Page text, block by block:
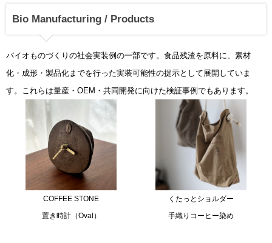
Bio Manufacturing / Products
バイオものづくりの社会実装例の一部です。食品残渣を原料に、素材
化・成形・製品化までを行った実装可能性の提示として展開していま
す。これらは量産・OEM・共同開発に向けた検証事例でもあります。
COFFEE STONE
置き時計（Oval）
くたっとショルダー
手織りコーヒー染め